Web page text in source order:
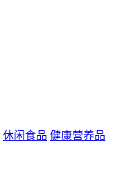
休闲食品 健康营养品